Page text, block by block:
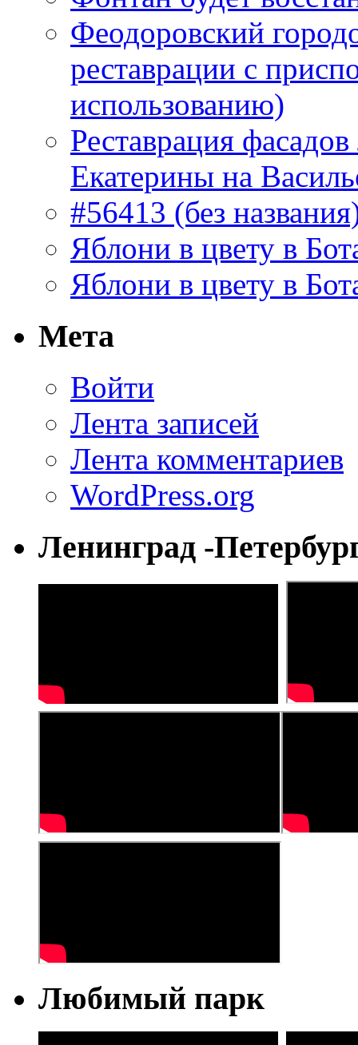
Феодоровский
реставрации с
использованию)
Реставрация
Екатерины на
#56413 (без
Яблони в цвету в
Яблони в цвету в
Мета
Войти
Лента записей
Лента комментариев
WordPress.org
Ленинград -
Любимый парк